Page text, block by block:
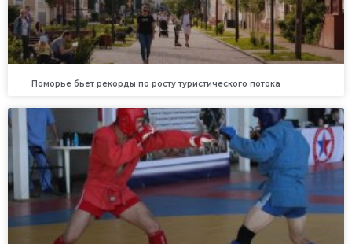
Поморье бьет рекорды по росту туристического потока